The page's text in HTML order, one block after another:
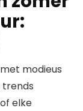
modieus
trends
elke